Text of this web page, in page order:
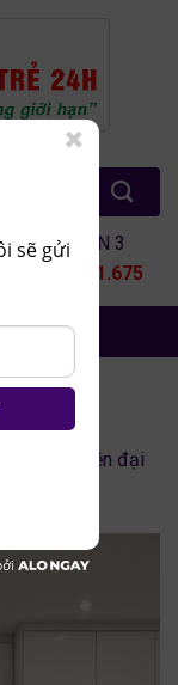
TƯ VẤN 3
0964.651.675
Tủ bếp hiện đại
sẽ gửi